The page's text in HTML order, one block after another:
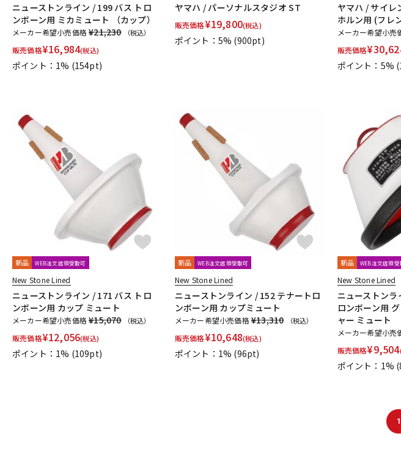
ニューストンライン / 199 バス トロ
ンボーン用 ミカミュート （カップ）
メーカー希望小売価格¥21,230 （税込）
販売価格¥16,984(税込)
ポイント：1% (154pt)
ヤマハ / パーソナルスタジオ ST
販売価格¥19,800(税込)
ポイント：5% (900pt)
ヤマハ / サイレ
ホルン用 (フレ
メーカー希望小売
販売価格¥
ポイント：5%
新品 WEB注文店頭受取可
New Stone Lined
ニューストンライン / 171 バス トロ
ンボーン用 カップ ミュート
メーカー希望小売価格¥15,070 （税込）
販売価格¥12,056(税込)
ポイント：1% (109pt)
新品 WEB注文店頭受取可
New Stone Lined
ニューストンライン / 152 テナートロ
ンボーン用 カップミュート
メーカー希望小売価格¥13,310 （税込）
販売価格¥10,648(税込)
ポイント：1% (96pt)
新品 WEB注文店頭受
New Stone Lined
ニューストン
ロンボーン用
ャー ミュート
メーカー希望小売
販売価格¥9,504
ポイント：1%
1